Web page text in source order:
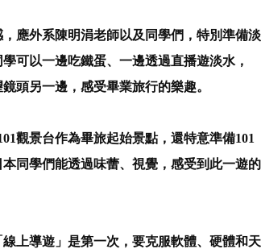
應外系陳明涓老師以及同學們，特別準備淡
可以一邊吃鐵蛋、一邊透過直播遊淡水，
頭另一邊，感受畢業旅行的樂趣。
觀景台作為畢旅起始景點，還特意準備101
同學們能透過味蕾、視覺，感受到此一遊的
上導遊」是第一次，要克服軟體、硬體和天